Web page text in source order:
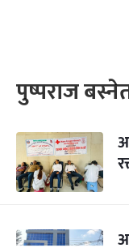
पुष्पराज